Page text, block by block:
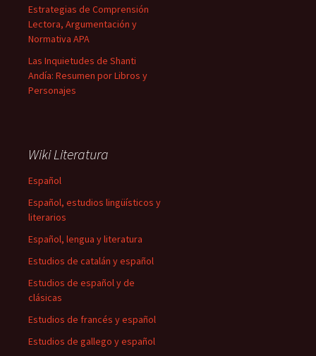
Estrategias de Comprensión
Lectora, Argumentación y
Normativa APA
Las Inquietudes de Shanti
Andía: Resumen por Libros y
Personajes
Wiki Literatura
Español
Español, estudios lingüísticos y
literarios
Español, lengua y literatura
Estudios de catalán y español
Estudios de español y de
clásicas
Estudios de francés y español
Estudios de gallego y español